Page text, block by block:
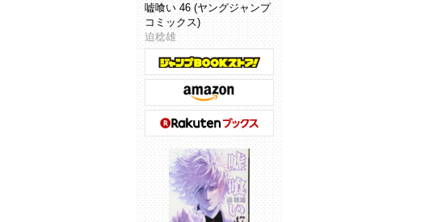
嘘喰い 46 (ヤングジャンプ
コミックス)
迫稔雄